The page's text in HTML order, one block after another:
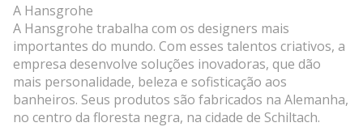
A Hansgrohe
A Hansgrohe trabalha com os designers mais
importantes do mundo. Com esses talentos criativos, a
empresa desenvolve soluções inovadoras, que dão
mais personalidade, beleza e sofisticação aos
banheiros. Seus produtos são fabricados na Alemanha,
no centro da floresta negra, na cidade de Schiltach.